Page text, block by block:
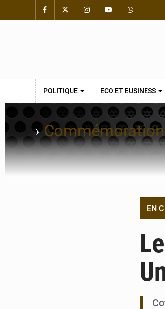
POLITIQUE ECO ET BUSINESS
›Commémoration
EN